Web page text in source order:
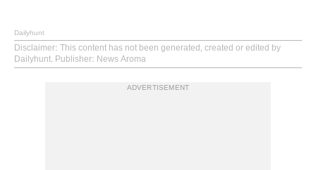
Dailyhunt
Disclaimer: This content has not been generated, created or edited by
Dailyhunt. Publisher: News Aroma
ADVERTISEMENT